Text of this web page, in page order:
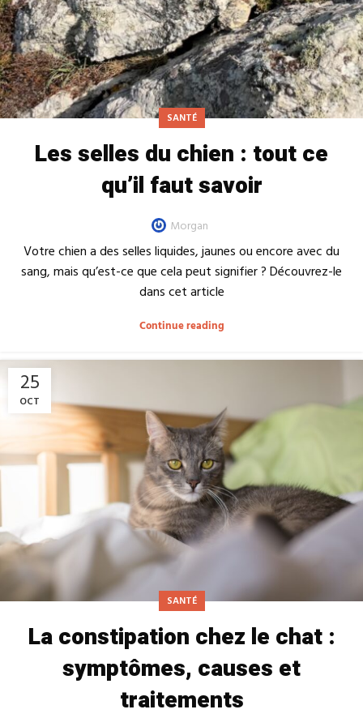
SANTÉ
Les selles du chien : tout ce
qu’il faut savoir
Morgan
Votre chien a des selles liquides, jaunes ou encore avec du
sang, mais qu’est-ce que cela peut signifier ? Découvrez-le
dans cet article
Continue reading
25
OCT
SANTÉ
La constipation chez le chat :
symptômes, causes et
traitements